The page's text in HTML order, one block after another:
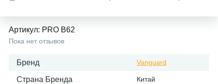
Артикул: PRO B62
Пока нет отзывов
Бренд Vanguard
Страна Бренда Китай